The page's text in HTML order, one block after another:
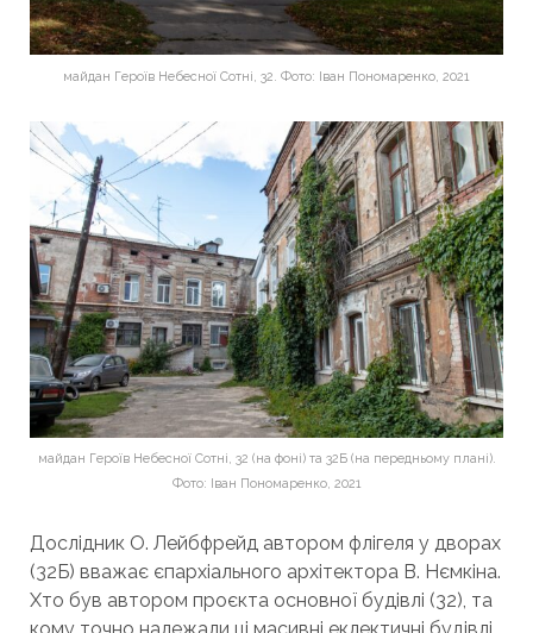
майдан Героїв Небесної Сотні, 32. Фото: Іван Пономаренко, 2021
майдан Героїв Небесної Сотні, 32 (на фоні) та 32Б (на передньому плані).
Фото: Іван Пономаренко, 2021
Дослідник О. Лейбфрейд автором флігеля у дворах
(32Б) вважає єпархіального архітектора В. Нємкіна.
Хто був автором проєкта основної будівлі (32), та
кому точно належали ці масивні еклектичні будівлі